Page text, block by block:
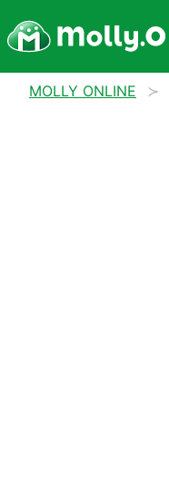
MOLLY ONLINE